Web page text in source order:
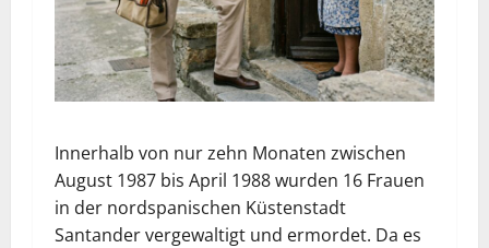
Innerhalb von nur zehn Monaten zwischen
August 1987 bis April 1988 wurden 16 Frauen
in der nordspanischen Küstenstadt
Santander vergewaltigt und ermordet. Da es